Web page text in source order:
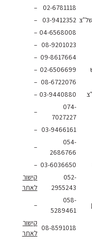
02-6781118
–
03-9412352
–
04-6568008
–
08-9201023
–
09-8617664
–
02-6506699
–
08-6722076
–
03-9440880
–
7027227
03-9466161
–
2686766
03-6036650
–
2955243
לאתר
5289461
08-8591018
לאתר